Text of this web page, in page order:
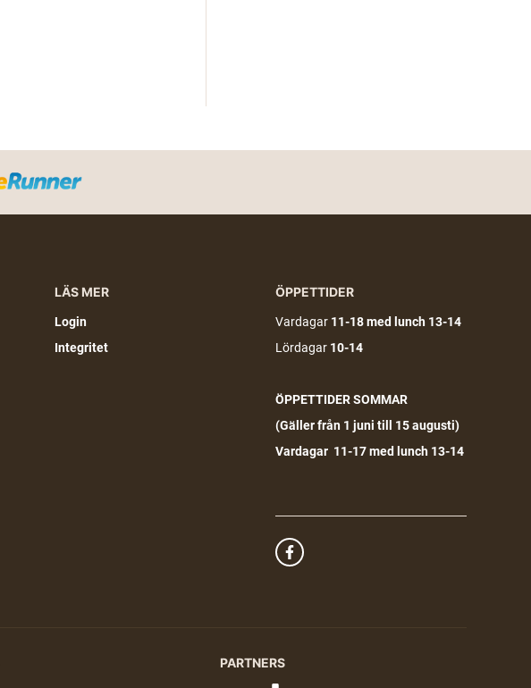
LÄS MER
Login
Integritet
ÖPPETTIDER
Vardagar 11-18 med lunch 13-14
Lördagar 10-14
ÖPPETTIDER SOMMAR
(Gäller från 1 juni till 15 augusti)
Vardagar 11-17 med lunch 13-14
PARTNERS